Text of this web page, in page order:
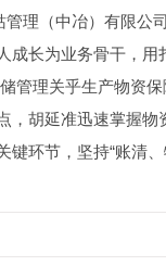
理（中冶）有限公
成长为业务骨干，用
管理关乎生产物资
，胡延准迅速掌握物
键环节，坚持“账清